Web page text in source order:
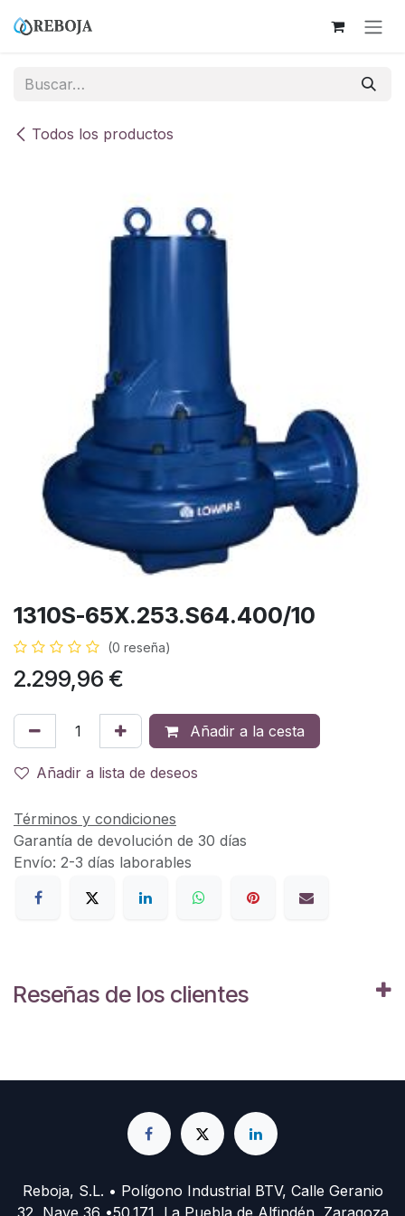
Todos los productos
1310S-65X.253.S64.400/10
(0 reseña)
2.299,96 €
Añadir a la cesta
Añadir a lista de deseos
Términos y condiciones
Garantía de devolución de 30 días
Envío: 2-3 días laborables
Reseñas de los clientes
Reboja, S.L. • Polígono Industrial BTV, Calle Geranio